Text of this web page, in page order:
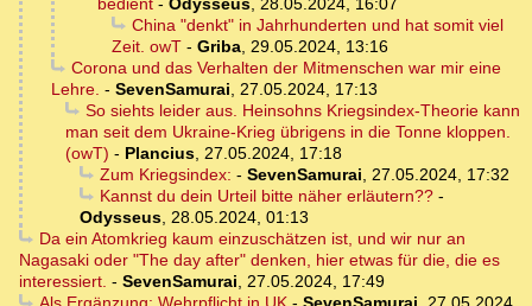
bedient - Odysseus, 28.05.2024, 16:07
China "denkt" in Jahrhunderten und hat somit viel
Zeit. owT - Griba, 29.05.2024, 13:16
Corona und das Verhalten der Mitmenschen war mir eine
Lehre. - SevenSamurai, 27.05.2024, 17:13
So siehts leider aus. Heinsohns Kriegsindex-Theorie kann
man seit dem Ukraine-Krieg übrigens in die Tonne kloppen.
(owT) - Plancius, 27.05.2024, 17:18
Zum Kriegsindex: - SevenSamurai, 27.05.2024, 17:32
Kannst du dein Urteil bitte näher erläutern??-
Odysseus, 28.05.2024, 01:13
Da ein Atomkrieg kaum einzuschätzen ist, und wir nur an
Nagasaki oder "The day after" denken, hier etwas für die, die es
interessiert. - SevenSamurai, 27.05.2024, 17:49